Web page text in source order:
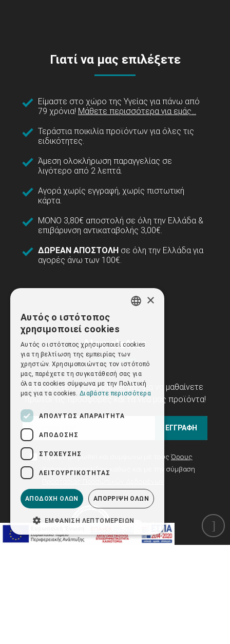
Γιατί να μας επιλέξετε
Είμαστε στο χώρο της Υγείας για πάνω από
79 χρόνια! Μάθετε περισσότερα για εμάς...
Τεράστια ποικιλία προϊόντων για όλες τις
ειδικότητες.
Άμεση ολοκλήρωση παραγγελίας σε
λιγότερο από 2 λεπτά.
Αγορά χωρίς εγγραφή, χωρίς πιστωτική
κάρτα.
ΜΟΝΟ 3,80€ αποστολή σε όλη την Ελλάδα &
επιβάρυνση αντικαταβολής 3,00€.
ΔΩΡΕΑΝ ΑΠΟΣΤΟΛΗ σε όλη την Ελλάδα για
αγορές άνω των 100€.
Newsletter
Εγγραφείτε στο newsletter μας για να μαθαίνετε
πρώτοι τις προσφορές και τα νέα μας προϊόντα!
ΕΓΓΡΑΦΗ
Έχω ενημερωθεί και συμφωνώ με τους Όρους
Χρήσης Ιστοσελίδαςκαθώς και με την σύμβαση
×
Αυτός ο ιστότοπος
χρησιμοποιεί cookies
Αυτός ο ιστότοπος χρησιμοποιεί cookies
για τη βελτίωση της εμπειρίας των
χρηστών. Χρησιμοποιώντας τον ιστότοπό
μας, παρέχετε τη συγκατάθεσή σας για
όλα τα cookies σύμφωνα με την Πολιτική
μας για τα cookies. Διαβάστε περισσότερα
ΑΠΟΛΎΤΩΣ ΑΠΑΡΑΊΤΗΤΑ
ΑΠΌΔΟΣΗΣ
ΣΤΌΧΕΥΣΗΣ
ΛΕΙΤΟΥΡΓΙΚΌΤΗΤΑΣ
ΑΠΟΔΟΧΉ ΌΛΩΝ ΑΠΌΡΡΙΨΗ ΌΛΩΝ
ΕΜΦΆΝΙΣΗ ΛΕΠΤΟΜΕΡΕΙΏΝ